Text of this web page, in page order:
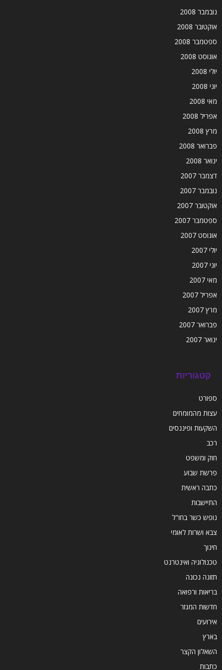
נובמבר 2008
אוקטובר 2008
ספטמבר 2008
אוגוסט 2008
יולי 2008
יוני 2008
מאי 2008
אפריל 2008
מרץ 2008
פברואר 2008
ינואר 2008
דצמבר 2007
נובמבר 2007
אוקטובר 2007
ספטמבר 2007
אוגוסט 2007
יולי 2007
יוני 2007
מאי 2007
אפריל 2007
מרץ 2007
פברואר 2007
ינואר 2007
קטגוריות
ספורט
עצות מהמומחים
השקעות ופיננסים
רכב
חוק ומשפט
פרשת שבוע
כתבה ראשית
התיישבות
נופש כשר בחו"ל
צבא ושרות לאומי
חינוך
טכנולוגיה ואינטרנט
תזונה נכונה
בריאות ורפואה
חדשות המגזר
אירועים
בארץ
השאלון הקצר
כתבות